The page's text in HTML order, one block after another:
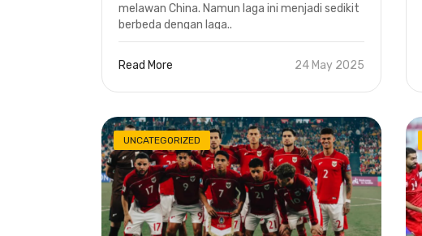
melawan China. Namun laga ini menjadi sedikit
berbeda dengan laga..
Read More 24 May 2025
UNCATEGORIZED